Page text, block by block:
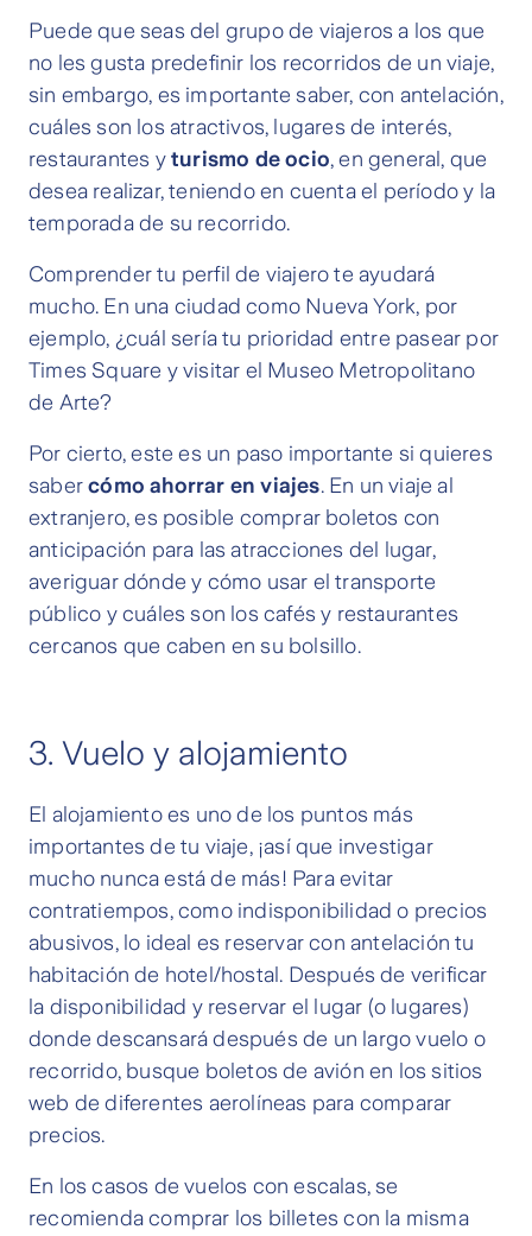
Puede que seas del grupo de viajeros a los que
no les gusta predefinir los recorridos de un viaje,
sin embargo, es importante saber, con antelación,
cuáles son los atractivos, lugares de interés,
restaurantes y turismo de ocio, en general, que
desea realizar, teniendo en cuenta el período y la
temporada de su recorrido.
Comprender tu perfil de viajero te ayudará
mucho. En una ciudad como Nueva York, por
ejemplo, ¿cuál sería tu prioridad entre pasear por
Times Square y visitar el Museo Metropolitano
de Arte?
Por cierto, este es un paso importante si quieres
sabercómo ahorrar en viajes. En un viaje al
extranjero, es posible comprar boletos con
anticipación para las atracciones del lugar,
averiguar dónde y cómo usar el transporte
público y cuáles son los cafés y restaurantes
cercanos que caben en su bolsillo.
3. Vuelo y alojamiento
El alojamiento es uno de los puntos más
importantes de tu viaje, ¡así que investigar
mucho nunca está de más! Para evitar
contratiempos, como indisponibilidad o precios
abusivos, lo ideal es reservar con antelación tu
habitación de hotel/hostal. Después de verificar
la disponibilidad y reservar el lugar (o lugares)
donde descansará después de un largo vuelo o
recorrido, busque boletos de avión en los sitios
web de diferentes aerolíneas para comparar
precios.
En los casos de vuelos con escalas, se
recomienda comprar los billetes con la misma